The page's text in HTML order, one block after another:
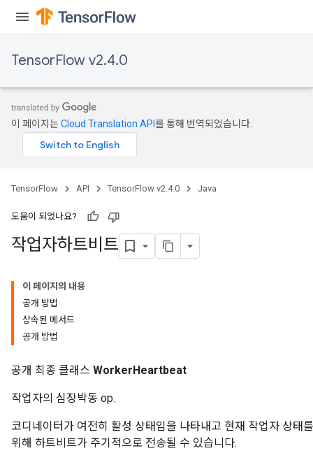
TensorFlow v2.4.0
이 페이지는Cloud Translation API 를 통해 번역되었습니다.
TensorFlow API TensorFlow v2.4.0 Java
도움이 되었나요?
작업자하트비트
이 페이지의 내용
공개 방법
상속된 메서드
공개 방법
공개 최종 클래스 WorkerHeartbeat
작업자의 심장박동 op.
코디네이터가 여전히 활성 상태임을 나타내고 현재 작업자 상태
위해 하트비트가 주기적으로 전송될 수 있습니다.